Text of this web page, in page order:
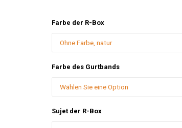
Farbe der R-Box
Farbe des Gurtbands
Sujet der R-Box